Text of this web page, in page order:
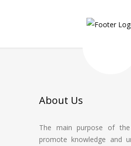
About Us
The main purpose of
promote knowledge and